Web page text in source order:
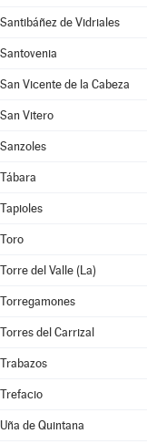
Santibáñez de Vidriales
Santovenia
San Vicente de la Cabeza
San Vitero
Sanzoles
Tábara
Tapioles
Toro
Torre del Valle (La)
Torregamones
Torres del Carrizal
Trabazos
Trefacio
Uña de Quintana